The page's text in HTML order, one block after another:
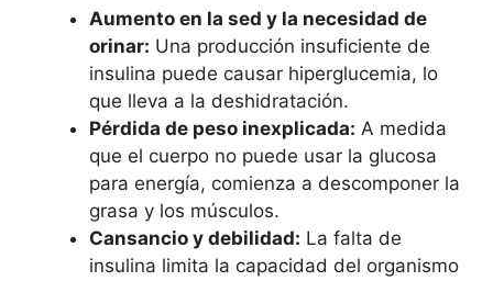
Aumento en la sed y la necesidad de
orinar: Una producción insuficiente de
insulina puede causar hiperglucemia, lo
que lleva a la deshidratación.
Pérdida de peso inexplicada: A medida
que el cuerpo no puede usar la glucosa
para energía, comienza a descomponer la
grasa y los músculos.
Cansancio y debilidad: La falta de
insulina limita la capacidad del organismo